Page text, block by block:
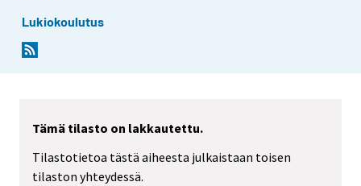
Lukiokoulutus
Tämä tilasto on lakkautettu.
Tilastotietoa tästä aiheesta julkaistaan toisen
tilaston yhteydessä.